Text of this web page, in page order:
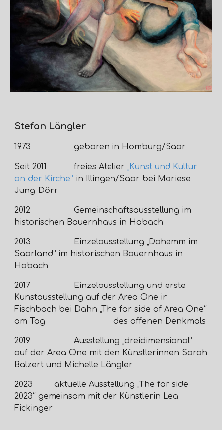
Stefan Längler
1973 geboren in Homburg/Saar
Seit 2011 freies Atelier „Kunst und Kultur
an der Kirche“ in Illingen/Saar bei Mariese
Jung-Dörr
2012
Gemeinschaftsausstellung im
historischen Bauernhaus in Habach
2013
Einzelausstellung „Dahemm im
Saarland“ im historischen Bauernhaus in
Habach
2017
Einzelausstellung und erste
Kunstausstellung auf der Area One in
Fischbach bei Dahn „The far side of Area One“
am Tag
des offenen Denkmals
2019
Ausstellung „dreidimensional“
auf der Area One mit den Künstlerinnen Sarah
Balzert und Michelle Längler
2023
aktuelle Ausstellung „The far side
2023“ gemeinsam mit der Künstlerin Lea
Fickinger